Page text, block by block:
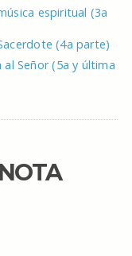
espiritual (3a
(4a parte)
Señor (5a y última